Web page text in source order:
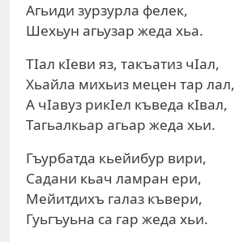
Агьиди зурзурла фелек,
Шехьун агьузар жеда хьа.
ТIал кIеви яз, такъатиз чIал,
Хьайла михьиз мецен тар лал,
А чIавуз рикIел къведа кIвал,
Тагьалкьар агьар жеда хьи.
Гъурбатда кьейибур вири,
Садани кьач ламран ери,
Мейитдихъ галаз къвери,
Гуьгъуьна са гар жеда хьи.